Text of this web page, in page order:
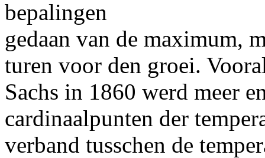
bepalingen
gedaan van de maximum,
turen voor den groei.
Sachs in 1860 werd meer
cardinaalpunten der
verband tusschen de